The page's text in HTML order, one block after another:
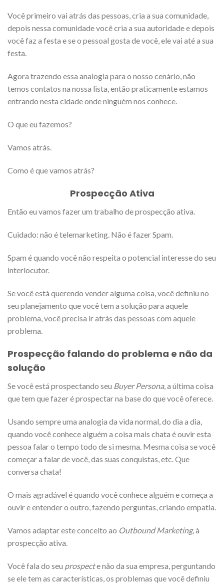
Você primeiro vai atrás das pessoas, cria a sua comunidade,
depois nessa comunidade você cria a sua autoridade e depois
você faz a festa e se o pessoal gosta de você, ele vai até a sua
festa.
Agora trazendo essa analogia para o nosso cenário, não
temos contatos na nossa lista, então praticamente estamos
entrando nesta cidade onde ninguém nos conhece.
O que eu fazemos?
Vamos atrás.
Como é que vamos atrás?
Prospecção Ativa
Então eu vamos fazer um trabalho de prospecção ativa.
Cuidado: não é telemarketing. Não é fazer Spam.
Spam é quando você não respeita o potencial interesse do seu
interlocutor.
Se você está querendo vender alguma coisa, você definiu no
seu planejamento que você tem a solução para aquele
problema, você precisa ir atrás das pessoas com aquele
problema.
Prospecção falando do problema e não da
solução
Se você está prospectando seu Buyer Persona, a última coisa
que tem que fazer é prospectar na base do que você oferece.
Usando sempre uma analogia da vida normal, do dia a dia,
quando você conhece alguém a coisa mais chata é ouvir esta
pessoa falar o tempo todo de si mesma. Mesma coisa se você
começar a falar de você, das suas conquistas, etc. Que
conversa chata!
O mais agradável é quando você conhece alguém e começa a
ouvir e entender o outro, fazendo perguntas, criando empatia.
Vamos adaptar este conceito ao Outbound Marketing, à
prospecção ativa.
Você fala do seu prospecte não da sua empresa, perguntando
se ele tem as características, os problemas que você definiu